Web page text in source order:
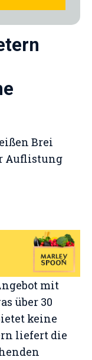
Brei
Auflistung
mit
über 30
keine
liefert die